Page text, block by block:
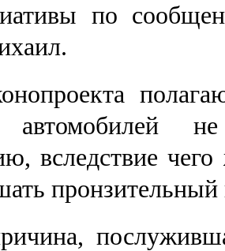
по
автомобилей
вследствие
пронзительный